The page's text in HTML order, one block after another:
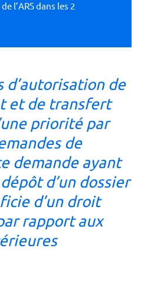
l’ARS dans les 2
d’autorisation de
et de transfert
priorité par
de
demande ayant
d’un dossier
d’un droit
rapport aux